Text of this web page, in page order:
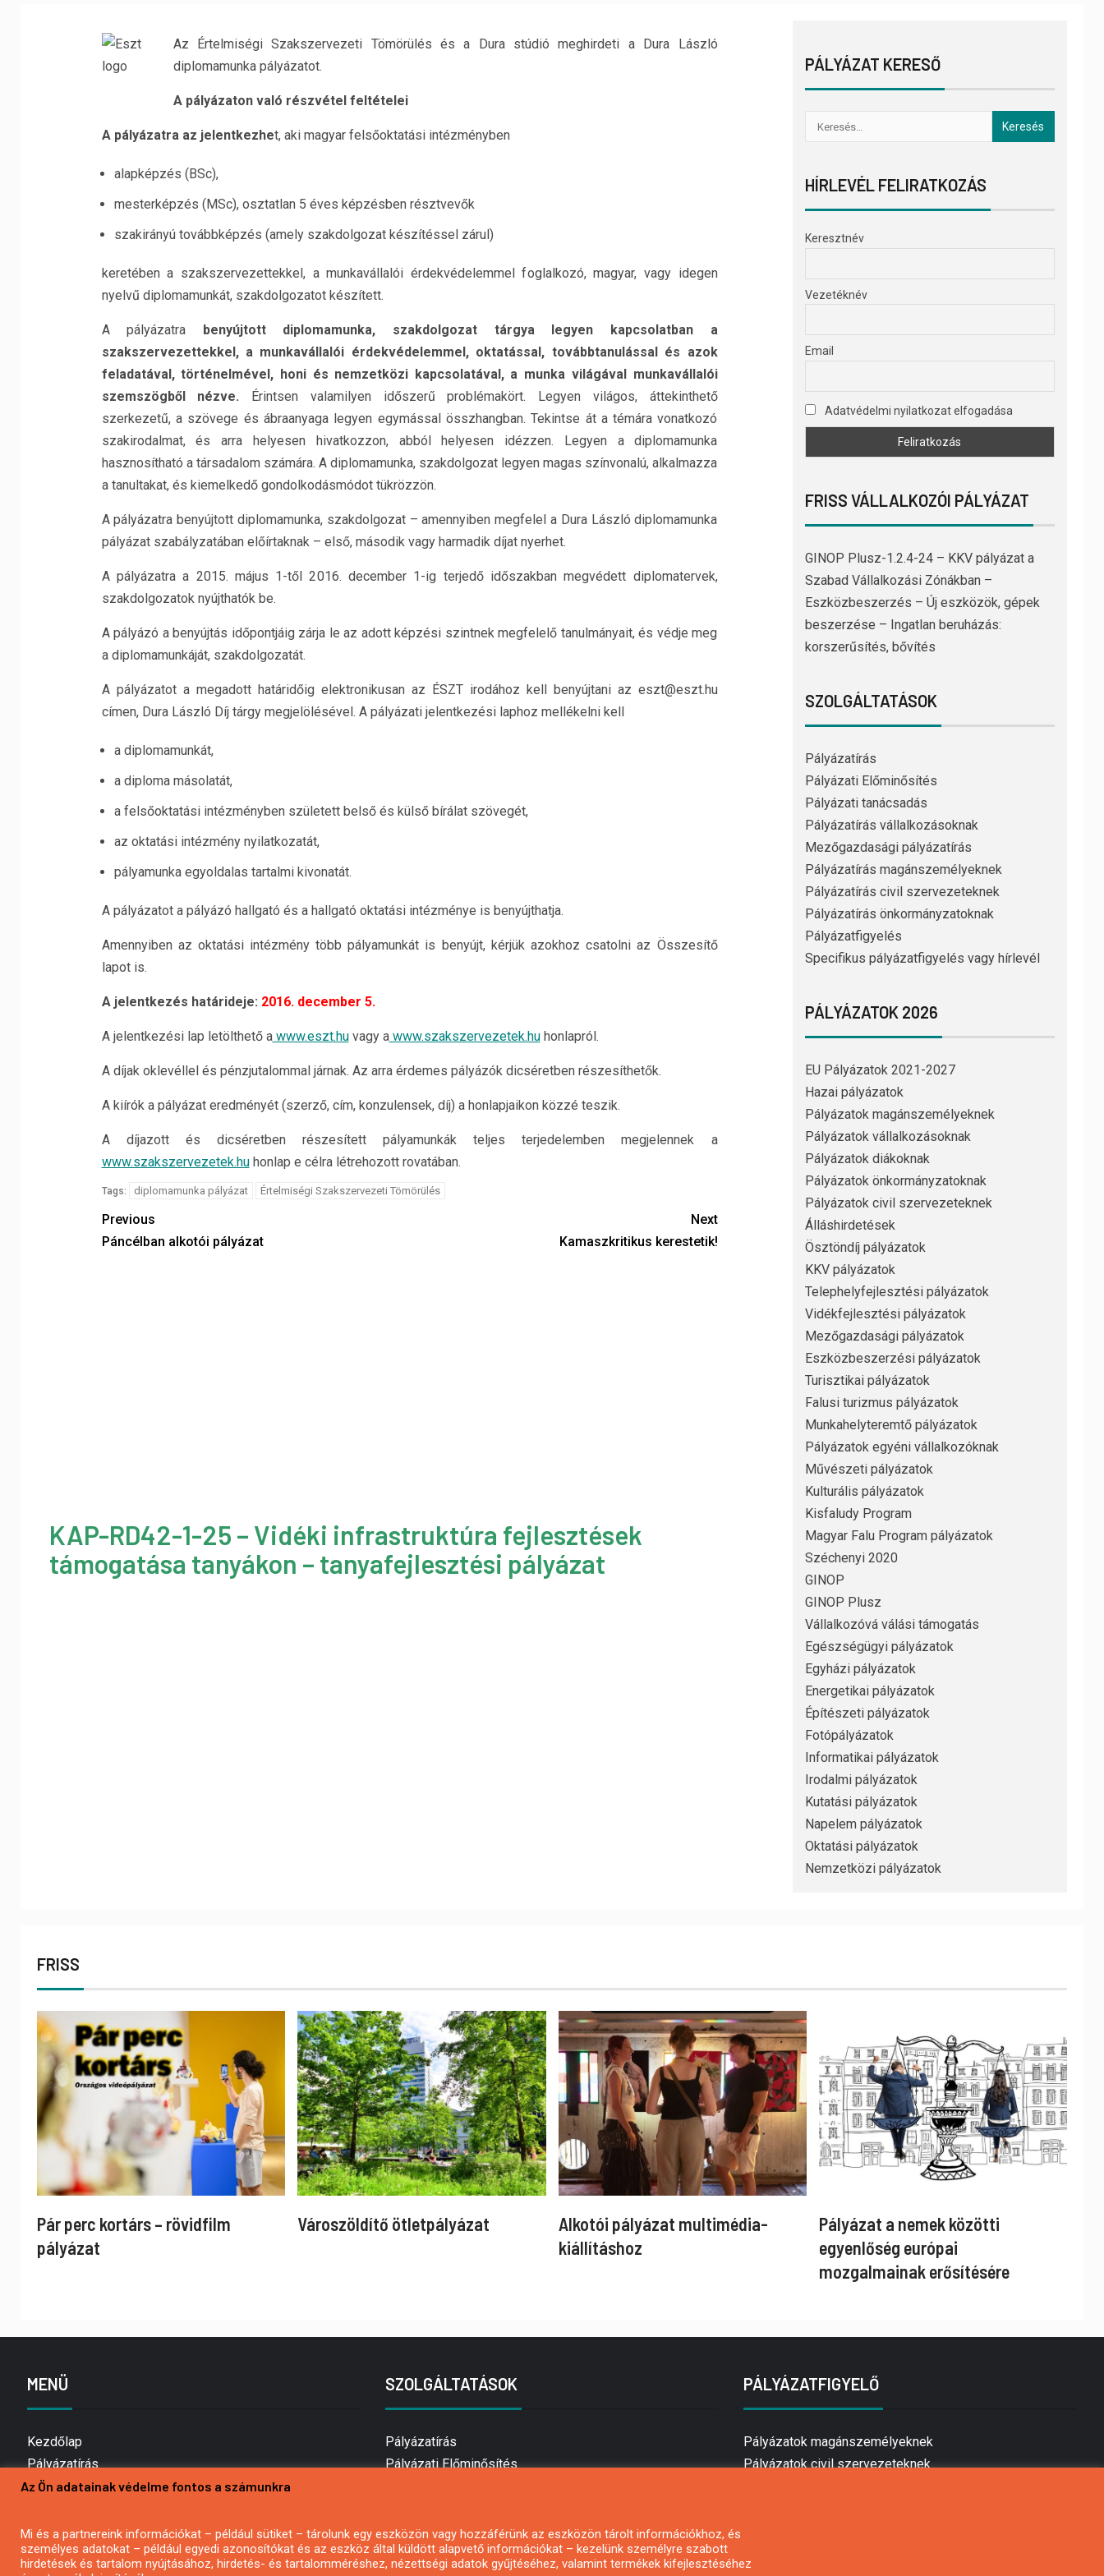
Az Értelmiségi Szakszervezeti Tömörülés és a Dura stúdió meghirdeti a Dura László
diplomamunka pályázatot.
A pályázaton való részvétel feltételei
A pályázatra az jelentkezhet, aki magyar felsőoktatási intézményben
alapképzés (BSc),
mesterképzés (MSc), osztatlan 5 éves képzésben résztvevők
szakirányú továbbképzés (amely szakdolgozat készítéssel zárul)
keretében a szakszervezettekkel, a munkavállalói érdekvédelemmel foglalkozó, magyar, vagy idegen
nyelvű diplomamunkát, szakdolgozatot készített.
A pályázatra benyújtott diplomamunka, szakdolgozat tárgya legyen kapcsolatban a
szakszervezettekkel, a munkavállalói érdekvédelemmel, oktatással, továbbtanulással és azok
feladatával, történelmével, honi és nemzetközi kapcsolatával, a munka világával munkavállalói
szemszögből nézve. Érintsen valamilyen időszerű problémakört. Legyen világos, áttekinthető
szerkezetű, a szövege és ábraanyaga legyen egymással összhangban. Tekintse át a témára vonatkozó
szakirodalmat, és arra helyesen hivatkozzon, abból helyesen idézzen. Legyen a diplomamunka
hasznosítható a társadalom számára. A diplomamunka, szakdolgozat legyen magas színvonalú, alkalmazza
a tanultakat, és kiemelkedő gondolkodásmódot tükrözzön.
A pályázatra benyújtott diplomamunka, szakdolgozat – amennyiben megfelel a Dura László diplomamunka
pályázat szabályzatában előírtaknak – első, második vagy harmadik díjat nyerhet.
A pályázatra a 2015. május 1-től 2016. december 1-ig terjedő időszakban megvédett diplomatervek,
szakdolgozatok nyújthatók be.
A pályázó a benyújtás időpontjáig zárja le az adott képzési szintnek megfelelő tanulmányait, és védje meg
a diplomamunkáját, szakdolgozatát.
A pályázatot a megadott határidőig elektronikusan az ÉSZT irodához kell benyújtani az eszt@eszt.hu
címen, Dura László Díj tárgy megjelölésével. A pályázati jelentkezési laphoz mellékelni kell
a diplomamunkát,
a diploma másolatát,
a felsőoktatási intézményben született belső és külső bírálat szövegét,
az oktatási intézmény nyilatkozatát,
pályamunka egyoldalas tartalmi kivonatát.
A pályázatot a pályázó hallgató és a hallgató oktatási intézménye is benyújthatja.
Amennyiben az oktatási intézmény több pályamunkát is benyújt, kérjük azokhoz csatolni az Összesítő
lapot is.
A jelentkezés határideje: 2016. december 5.
A jelentkezési lap letölthető awww.eszt.huvagy awww.szakszervezetek.huhonlapról.
A díjak oklevéllel és pénzjutalommal járnak. Az arra érdemes pályázók dicséretben részesíthetők.
A kiírók a pályázat eredményét (szerző, cím, konzulensek, díj) a honlapjaikon közzé teszik.
A díjazott és dicséretben részesített pályamunkák teljes terjedelemben megjelennek a
www.szakszervezetek.huhonlap e célra létrehozott rovatában.
Tags: diplomamunka pályázat Értelmiségi Szakszervezeti Tömörülés
Previous
Páncélban alkotói pályázat
Next
Kamaszkritikus kerestetik!
KAP-RD42-1-25 – Vidéki infrastruktúra fejlesztések
támogatása tanyákon – tanyafejlesztési pályázat
PÁLYÁZAT KERESŐ
HÍRLEVÉL FELIRATKOZÁS
Keresztnév
Vezetéknév
Email
Adatvédelmi nyilatkozat elfogadása
FRISS VÁLLALKOZÓI PÁLYÁZAT
GINOP Plusz-1.2.4-24 – KKV pályázat a
Szabad Vállalkozási Zónákban –
Eszközbeszerzés – Új eszközök, gépek
beszerzése – Ingatlan beruházás:
korszerűsítés, bővítés
SZOLGÁLTATÁSOK
Pályázatírás
Pályázati Előminősítés
Pályázati tanácsadás
Pályázatírás vállalkozásoknak
Mezőgazdasági pályázatírás
Pályázatírás magánszemélyeknek
Pályázatírás civil szervezeteknek
Pályázatírás önkormányzatoknak
Pályázatfigyelés
Specifikus pályázatfigyelés vagy hírlevél
PÁLYÁZATOK 2026
EU Pályázatok 2021-2027
Hazai pályázatok
Pályázatok magánszemélyeknek
Pályázatok vállalkozásoknak
Pályázatok diákoknak
Pályázatok önkormányzatoknak
Pályázatok civil szervezeteknek
Álláshirdetések
Ösztöndíj pályázatok
KKV pályázatok
Telephelyfejlesztési pályázatok
Vidékfejlesztési pályázatok
Mezőgazdasági pályázatok
Eszközbeszerzési pályázatok
Turisztikai pályázatok
Falusi turizmus pályázatok
Munkahelyteremtő pályázatok
Pályázatok egyéni vállalkozóknak
Művészeti pályázatok
Kulturális pályázatok
Kisfaludy Program
Magyar Falu Program pályázatok
Széchenyi 2020
GINOP
GINOP Plusz
Vállalkozóvá válási támogatás
Egészségügyi pályázatok
Egyházi pályázatok
Energetikai pályázatok
Építészeti pályázatok
Fotópályázatok
Informatikai pályázatok
Irodalmi pályázatok
Kutatási pályázatok
Napelem pályázatok
Oktatási pályázatok
Nemzetközi pályázatok
FRISS
Pár perc kortárs – rövidfilm
pályázat
Városzöldítő ötletpályázat
Alkotói pályázat multimédia-
kiállításhoz
Pályázat a nemek közötti
egyenlőség európai
mozgalmainak erősítésére
MENÜ
Kezdőlap
Pályázatírás
Bemutatkozás
Hírlevél feliratkozás
Impresszum
SZOLGÁLTATÁSOK
Pályázatírás
Pályázati Előminősítés
Mezőgazdasági pályázatírás
Pályázatírás magánszemélyeknek
PÁLYÁZATFIGYELŐ
Pályázatok magánszemélyeknek
Pályázatok civil szervezeteknek
Az Ön adatainak védelme fontos a számunkra
Mi és a partnereink információkat – például sütiket – tárolunk egy eszközön vagy hozzáférünk az eszközön tárolt információkhoz, és
személyes adatokat – például egyedi azonosítókat és az eszköz által küldött alapvető információkat – kezelünk személyre szabott
hirdetések és tartalom nyújtásához, hirdetés- és tartalomméréshez, nézettségi adatok gyűjtéséhez, valamint termékek kifejlesztéséhez